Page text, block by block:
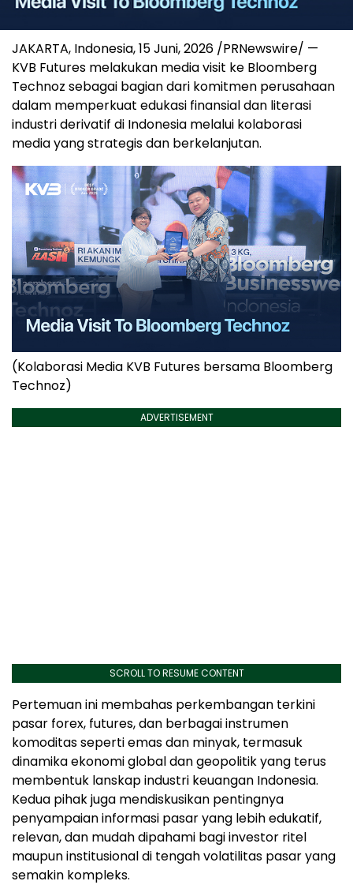
JAKARTA, Indonesia,15 Juni, 2026 /PRNewswire/ —
KVB Futures melakukan media visit ke Bloomberg
Technoz sebagai bagian dari komitmen perusahaan
dalam memperkuat edukasi finansial dan literasi
industri derivatif di Indonesia melalui kolaborasi
media yang strategis dan berkelanjutan.
(Kolaborasi Media KVB Futures bersama Bloomberg
Technoz)
ADVERTISEMENT
SCROLL TO RESUME CONTENT
Pertemuan ini membahas perkembangan terkini
pasar forex, futures, dan berbagai instrumen
komoditas seperti emas dan minyak, termasuk
dinamika ekonomi global dan geopolitik yang terus
membentuk lanskap industri keuangan Indonesia.
Kedua pihak juga mendiskusikan pentingnya
penyampaian informasi pasar yang lebih edukatif,
relevan, dan mudah dipahami bagi investor ritel
maupun institusional di tengah volatilitas pasar yang
semakin kompleks.